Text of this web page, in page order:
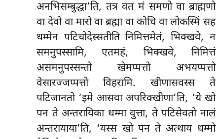
अनभिसम्बुद्धा’ति, तत्र वत मं समणो वा ब्राह्मणो
वा देवो वामारो वा ब्रह्मा वा कोचि वा लोकस्मिं सह
धम्मेन पटिचोदेस्सतीति निमित्तमेतं, भिक्खवे, न
समनुपस्सामि, एतमहं, भिक्खवे, निमित्तं
असमनुपस्सन्तो खेमप्पत्तो अभयप्पत्तो
वेसारज्जप्पत्तो विहरामि. खीणासवस्स ते
पटिजानतो ‘इमे आसवा अपरिक्खीणा’ति, ‘ये खो
पन ते अन्तरायिका धम्मा वुत्ता, ते पटिसेवतो नालं
अन्तरायाया’ति, ‘यस्स खो पन ते अत्थाय धम्मो